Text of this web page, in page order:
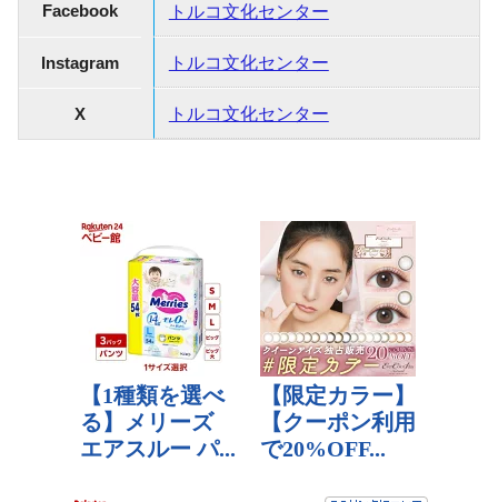
Facebook トルコ文化センター
Instagram トルコ文化センター
X トルコ文化センター